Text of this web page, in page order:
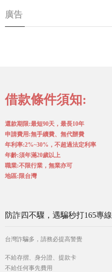
廣告
借款條件須知:
還款期限:最短90天，最長10年
申請費用:無手續費、無代辦費
年利率:2%~30%，不超過法定利率
年齡:須年滿20歲以上
職業:不限行業，無業亦可
地區:限台灣
防詐四不驟，遇騙秒打165專線
台灣詐騙多，請務必提高警覺
不給存摺、身分證、提款卡
不給任何事先費用